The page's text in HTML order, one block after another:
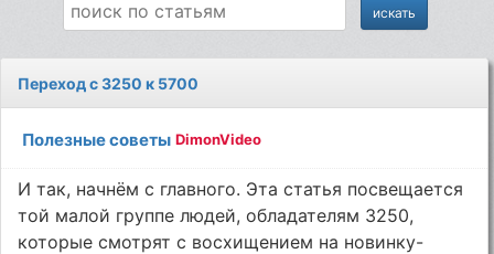
Переход с 3250 к 5700
Полезные советы DimonVideo
И так, начнём с главного. Эта статья посвещается
той малой группе людей, обладателям 3250,
которые смотрят с восхищением на новинку-